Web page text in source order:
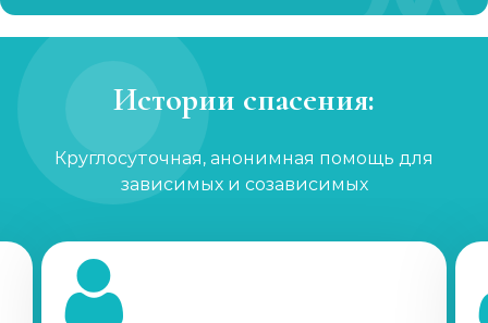
Истории спасения:
Круглосуточная, анонимная помощь для
зависимых и созависимых